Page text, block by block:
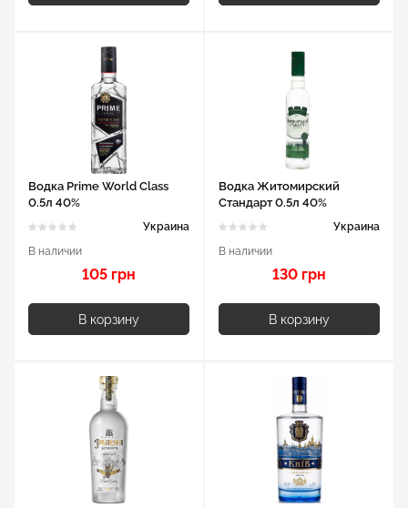
Водка Prime World Class
0.5л 40%
Украина
В наличии
105 грн
В корзину
Водка Житомирский
Стандарт 0.5л 40%
Украина
В наличии
130 грн
В корзину